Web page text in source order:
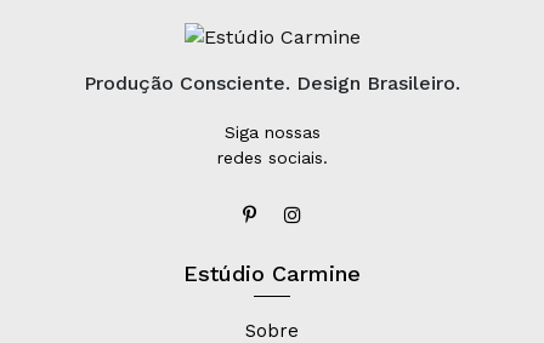
Produção Consciente. Design Brasileiro.
Siga nossas
redes sociais.
Estúdio Carmine
Sobre